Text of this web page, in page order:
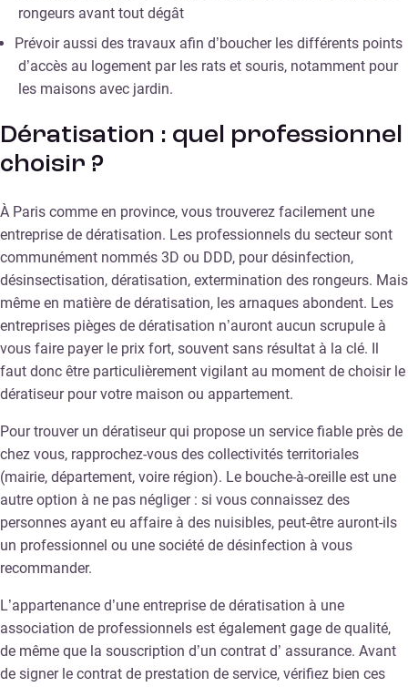
rongeurs avant tout dégât
Prévoir aussi des travaux afin d’boucher les différents points
d’accès au logement par les rats et souris, notamment pour
les maisons avec jardin.
Dératisation : quel professionnel
choisir ?
À Paris comme en province, vous trouverez facilement une
entreprise de dératisation. Les professionnels du secteur sont
communément nommés 3D ou DDD, pour désinfection,
désinsectisation, dératisation, extermination des rongeurs. Mais
même en matière de dératisation, les arnaques abondent. Les
entreprises pièges de dératisation n’auront aucun scrupule à
vous faire payer le prix fort, souvent sans résultat à la clé. Il
faut donc être particulièrement vigilant au moment de choisir le
dératiseur pour votre maison ou appartement.
Pour trouver un dératiseur qui propose un service fiable près de
chez vous, rapprochez-vous des collectivités territoriales
(mairie, département, voire région). Le bouche-à-oreille est une
autre option à ne pas négliger : si vous connaissez des
personnes ayant eu affaire à des nuisibles, peut-être auront-ils
un professionnel ou une société de désinfection à vous
recommander.
L’appartenance d’une entreprise de dératisation à une
association de professionnels est également gage de qualité,
de même que la souscription d’un contrat d’ assurance. Avant
de signer le contrat de prestation de service, vérifiez bien ces